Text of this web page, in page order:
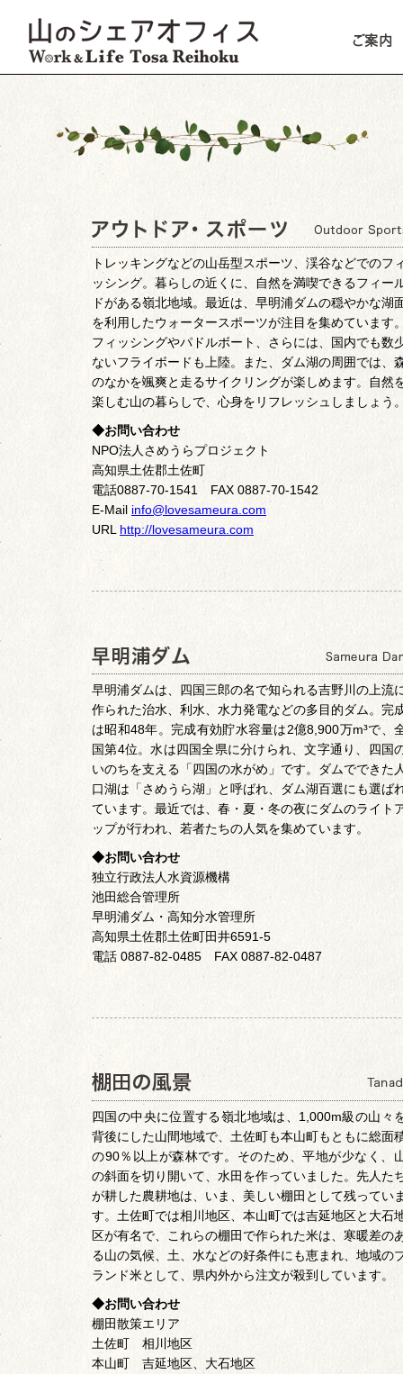
トレッキングなどの山岳型スポーツ、渓谷などでのフ
ッシング。暮らしの近くに、自然を満喫できるフィー
ドがある嶺北地域。最近は、早明浦ダムの穏やかな湖
を利用したウォータースポーツが注目を集めています
フィッシングやパドルボート、さらには、国内でも数
ないフライボードも上陸。また、ダム湖の周囲では、
のなかを颯爽と走るサイクリングが楽しめます。自然
楽しむ山の暮らしで、心身をリフレッシュしましょう
◆お問い合わせ
NPO法人さめうらプロジェクト
高知県土佐郡土佐町
電話0887-70-1541 FAX 0887-70-1542
E-Mail info@lovesameura.com
URL http://lovesameura.com
早明浦ダムは、四国三郎の名で知られる吉野川の上流
作られた治水、利水、水力発電などの多目的ダム。完
は昭和48年。完成有効貯水容量は2億8,900万m³で、
国第4位。水は四国全県に分けられ、文字通り、四国
いのちを支える「四国の水がめ」です。ダムでできた
口湖は「さめうら湖」と呼ばれ、ダム湖百選にも選ば
ています。最近では、春・夏・冬の夜にダムのライト
ップが行われ、若者たちの人気を集めています。
◆お問い合わせ
独立行政法人水資源機構
池田総合管理所
早明浦ダム・高知分水管理所
高知県土佐郡土佐町田井6591-5
電話 0887-82-0485 FAX 0887-82-0487
四国の中央に位置する嶺北地域は、1,000m級の山々
背後にした山間地域で、土佐町も本山町もともに総面
の90％以上が森林です。そのため、平地が少なく、
の斜面を切り開いて、水田を作っていました。先人た
が耕した農耕地は、いま、美しい棚田として残ってい
す。土佐町では相川地区、本山町では吉延地区と大石
区が有名で、これらの棚田で作られた米は、寒暖差の
る山の気候、土、水などの好条件にも恵まれ、地域の
ランド米として、県内外から注文が殺到しています。
◆お問い合わせ
棚田散策エリア
土佐町 相川地区
本山町 吉延地区、大石地区